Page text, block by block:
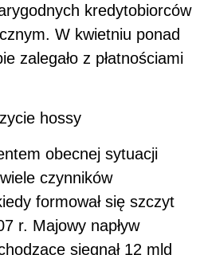
kredytobiorców
W kwietniu ponad
zalegało z płatnościami
hossy
obecnej sytuacji
czynników
formował się szczyt
r. Majowy napływ
sięgnął 12 mld